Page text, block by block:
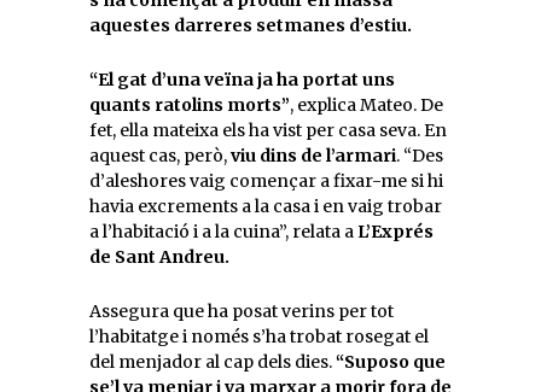
aquestes darreres setmanes d’estiu.
“El gat d’una veïna ja ha portat uns
quants ratolins morts”, explica Mateo. De
fet, ella mateixa els ha vist per casa seva. En
aquest cas, però,viu dins de l’armari. “Des
d’aleshores vaig començar a fixar-me si hi
havia excrements a la casa i en vaig trobar
a l’habitació i a la cuina”, relata a L’Exprés
de Sant Andreu.
Assegura que ha posat verins per tot
l’habitatge i només s’ha trobat rosegat el
del menjador al cap dels dies.“Suposo que
se’l va menjar i va marxar a morir fora de